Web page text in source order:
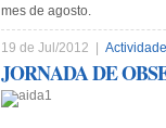
mes de agosto.
19 de Jul/2012 |
JORNADA DE